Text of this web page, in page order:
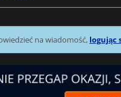
na wiadomość, logując